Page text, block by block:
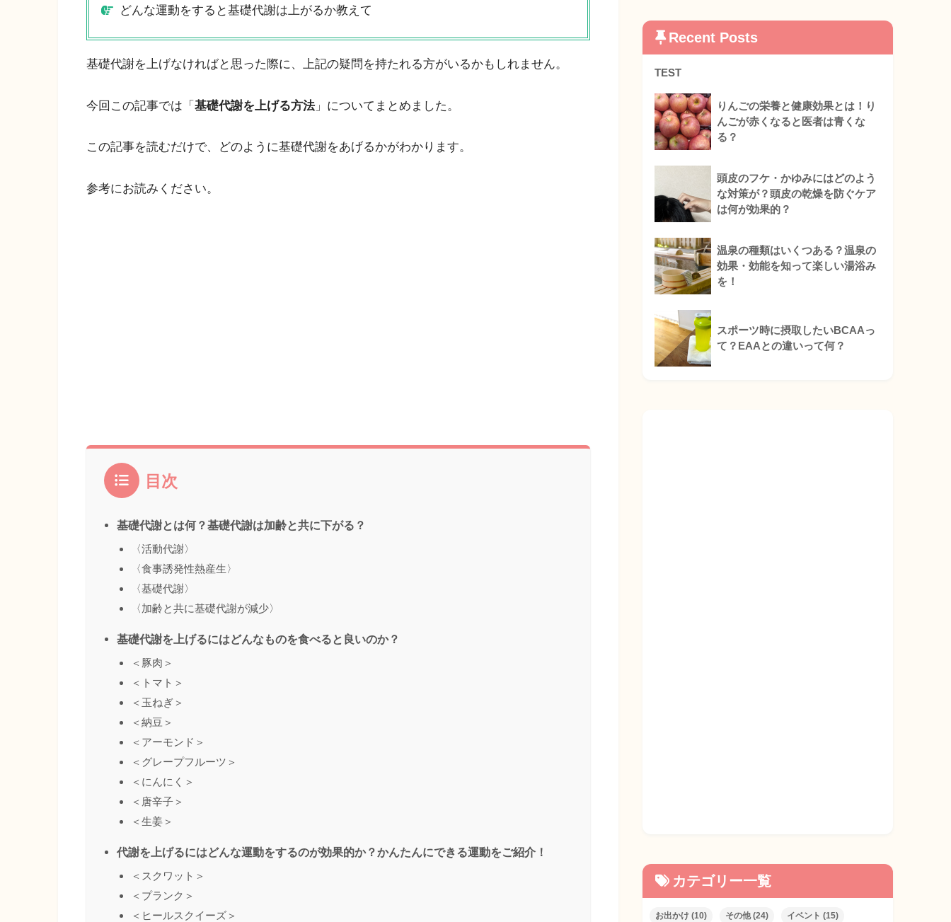
どんな運動をすると基礎代謝は上がるか教えて
基礎代謝を上げなければと思った際に、上記の疑問を持たれる方がいるかもしれません。
今回この記事では「 基礎代謝を上げる方法 」についてまとめました。
この記事を読むだけで、どのように基礎代謝をあげるかがわかります。
参考にお読みください。
目次
基礎代謝とは何？基礎代謝は加齢と共に下がる？
〈活動代謝〉
〈食事誘発性熱産生〉
〈基礎代謝〉
〈加齢と共に基礎代謝が減少〉
基礎代謝を上げるにはどんなものを食べると良いのか？
＜豚肉＞
＜トマト＞
＜玉ねぎ＞
＜納豆＞
＜アーモンド＞
＜グレープフルーツ＞
＜にんにく＞
＜唐辛子＞
＜生姜＞
代謝を上げるにはどんな運動をするのが効果的か？かんたんにできる運動をご紹介！
＜スクワット＞
＜プランク＞
＜ヒールスクイーズ＞
Recent Posts
TEST
りんごの栄養と健康効果とは！り
んごが赤くなると医者は青くな
る？
頭皮のフケ・かゆみにはどのよう
な対策が？頭皮の乾燥を防ぐケア
は何が効果的？
温泉の種類はいくつある？温泉の
効果・効能を知って楽しい湯浴み
を！
スポーツ時に摂取したいBCAAっ
て？EAAとの違いって何？
カテゴリー一覧
お出かけ (10) その他(24) イベント (15)